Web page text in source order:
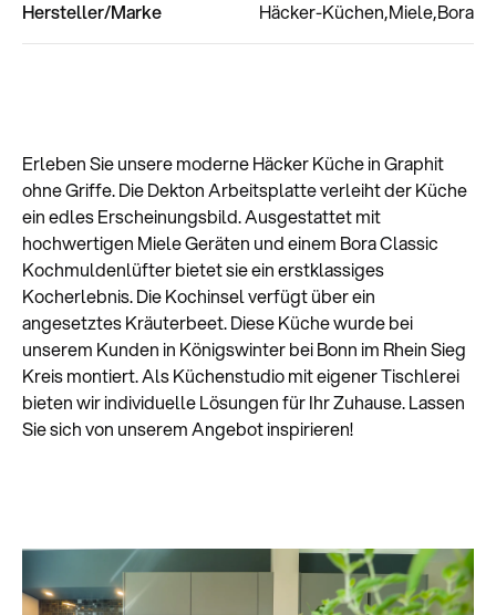
Hersteller/Marke Häcker-Küchen Miele Bora
Erleben Sie unsere moderne Häcker Küche in Graphit
ohne Griffe. Die Dekton Arbeitsplatte verleiht der Küche
ein edles Erscheinungsbild. Ausgestattet mit
hochwertigen Miele Geräten und einem Bora Classic
Kochmuldenlüfter bietet sie ein erstklassiges
Kocherlebnis. Die Kochinsel verfügt über ein
angesetztes Kräuterbeet. Diese Küche wurde bei
unserem Kunden in Königswinter bei Bonn im Rhein Sieg
Kreis montiert. Als Küchenstudio mit eigener Tischlerei
bieten wir individuelle Lösungen für Ihr Zuhause. Lassen
Sie sich von unserem Angebot inspirieren!